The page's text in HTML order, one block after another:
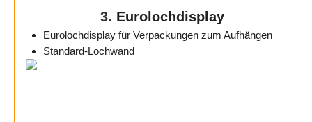
3. Eurolochdisplay
Eurolochdisplay für Verpackungen zum Aufhängen
Standard-Lochwand